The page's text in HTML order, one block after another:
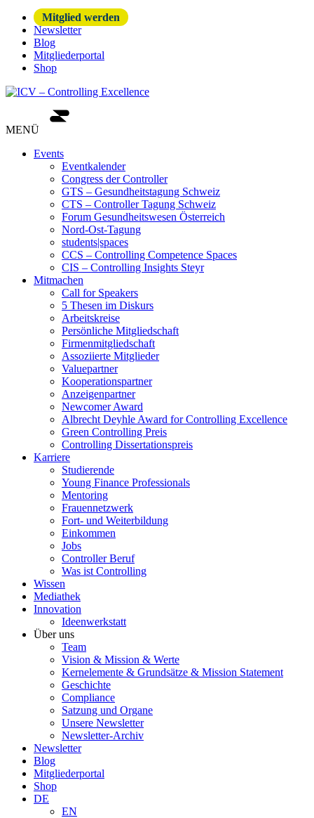
Mitglied werden
Newsletter
Blog
Mitgliederportal
Shop
MENÜ
Events
Eventkalender
Congress der Controller
GTS – Gesundheitstagung Schweiz
CTS – Controller Tagung Schweiz
Forum Gesundheitswesen Österreich
Nord-Ost-Tagung
students|spaces
CCS – Controlling Competence Spaces
CIS – Controlling Insights Steyr
Mitmachen
Call for Speakers
5 Thesen im Diskurs
Arbeitskreise
Persönliche Mitgliedschaft
Firmenmitgliedschaft
Assoziierte Mitglieder
Valuepartner
Kooperationspartner
Anzeigenpartner
Newcomer Award
Albrecht Deyhle Award for Controlling Excellence
Green Controlling Preis
Controlling Dissertationspreis
Karriere
Studierende
Young Finance Professionals
Mentoring
Frauennetzwerk
Fort- und Weiterbildung
Einkommen
Jobs
Controller Beruf
Was ist Controlling
Wissen
Mediathek
Innovation
Ideenwerkstatt
Über uns
Team
Vision & Mission & Werte
Kernelemente & Grundsätze & Mission Statement
Geschichte
Compliance
Satzung und Organe
Unsere Newsletter
Newsletter-Archiv
Newsletter
Blog
Mitgliederportal
Shop
DE
EN